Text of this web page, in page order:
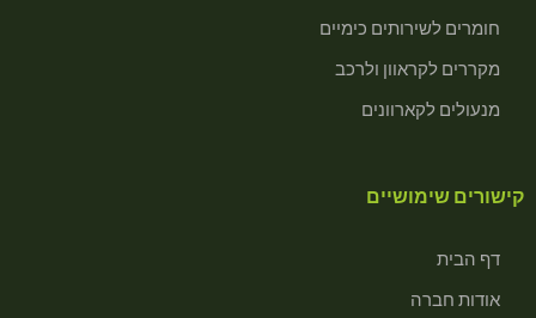
חומרים לשירותים כימיים
מקררים לקראוון ולרכב
מנעולים לקארוונים
קישורים שימושיים
דף הבית
אודות חברה